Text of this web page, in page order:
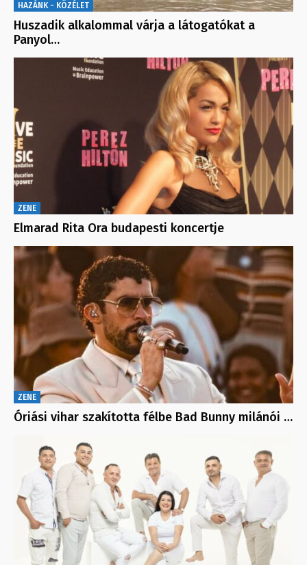
HAZÁNK - KÖZÉLET
Huszadik alkalommal várja a látogatókat a
Panyol…
ZENE
Elmarad Rita Ora budapesti koncertje
ZENE
Óriási vihar szakította félbe Bad Bunny milánói …